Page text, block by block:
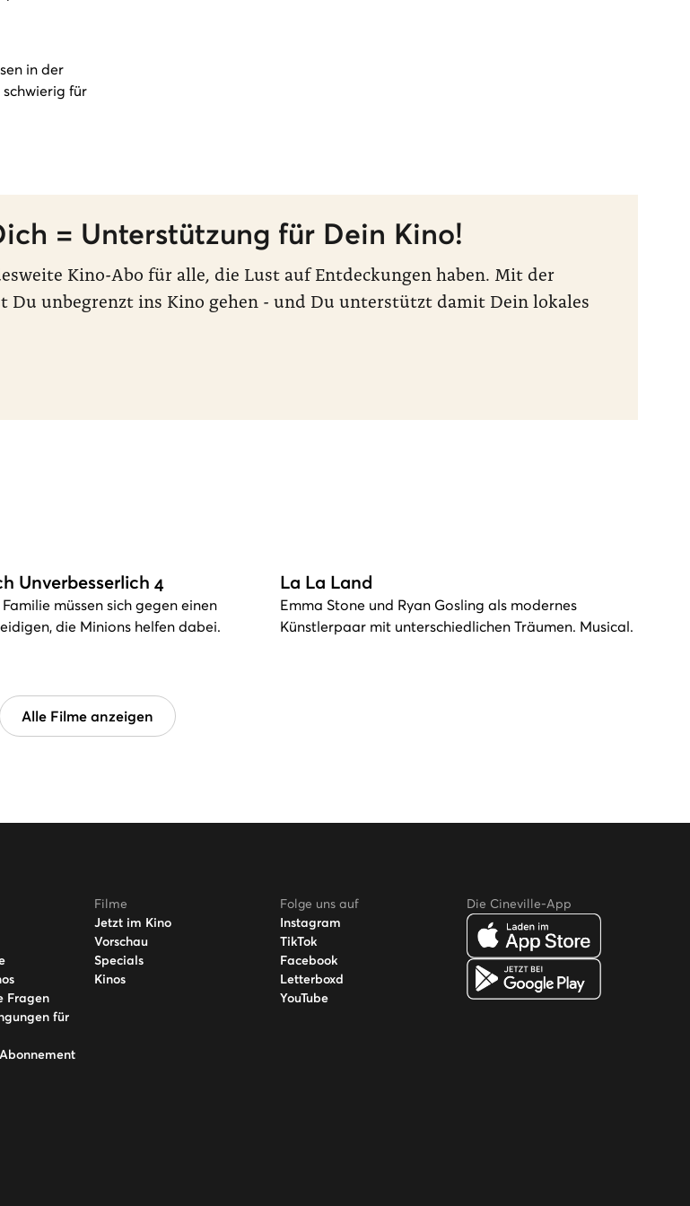
in der
schwierig für
= Unterstützung für Dein Kino!
Kino-Abo für alle, die Lust auf Entdeckungen haben. Mit der
Du unbegrenzt ins Kino gehen - und Du unterstützt damit Dein lokales
Unverbesserlich 4
müssen sich gegen einen
die Minions helfen dabei.
La La Land
Emma Stone und Ryan Gosling als modernes
Künstlerpaar mit unterschiedlichen Träumen. Musical.
Alle Filme anzeigen
Fragen
für
Filme
Jetzt im Kino
Vorschau
Specials
Kinos
Folge uns auf
Instagram
TikTok
Facebook
Letterboxd
YouTube
Die Cineville-App